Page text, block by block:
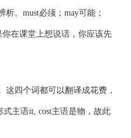
。must必须；may可能；
你在课堂上想说话，你应该先
四个词都可以翻译成花费，
式主语it, cost主语是物，故此